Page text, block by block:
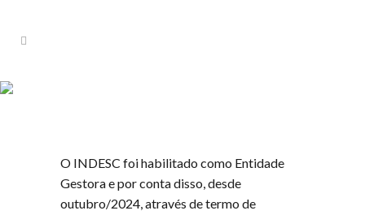
O INDESC foi habilitado como Entidade
Gestora e por conta disso, desde
outubro/2024, através de termo de